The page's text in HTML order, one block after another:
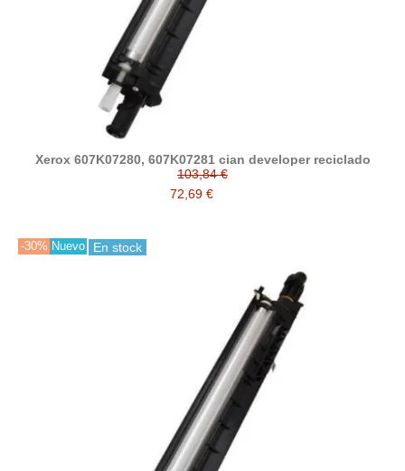
Xerox 607K07280, 607K07281 cian developer reciclado
103,84 €
72,69 €
-30% Nuevo En stock